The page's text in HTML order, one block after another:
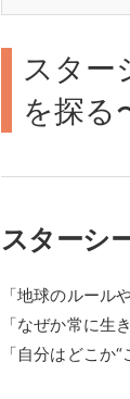
スター
を探る
スターシ
「地球のルール
「なぜか常に生
「自分はどこか